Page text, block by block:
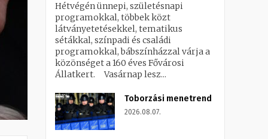
Hétvégén ünnepi, születésnapi
programokkal, többek közt
látványetetésekkel, tematikus
sétákkal, színpadi és családi
programokkal, bábszínházzal várja a
közönséget a 160 éves Fővárosi
Állatkert. Vasárnap lesz...
Toborzási menetrend
2026.08.07.